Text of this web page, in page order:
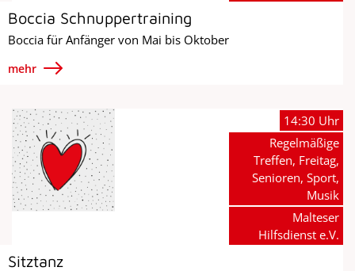
Boccia Schnuppertraining
Boccia für Anfänger von Mai bis Oktober
mehr
Sitztanz
14:30 Uhr
Regelmäßige
Treffen, Freitag,
Senioren, Sport,
Musik
Malteser
Hilfsdienst e.V.